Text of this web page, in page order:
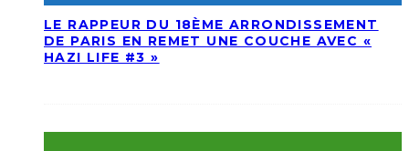
LE RAPPEUR DU 18ÈME ARRONDISSEMENT
DE PARIS EN REMET UNE COUCHE AVEC «
HAZI LIFE #3 »